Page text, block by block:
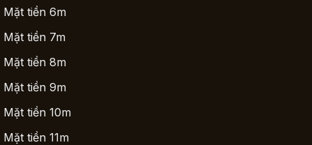
Mặt tiền 6m
Mặt tiền 7m
Mặt tiền 8m
Mặt tiền 9m
Mặt tiền 10m
Mặt tiền 11m